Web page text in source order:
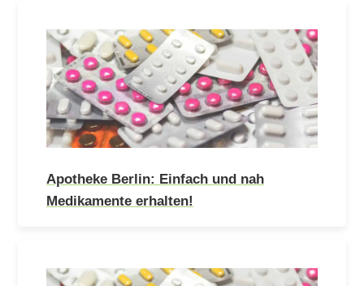
Apotheke Berlin: Einfach und nah
Medikamente erhalten!